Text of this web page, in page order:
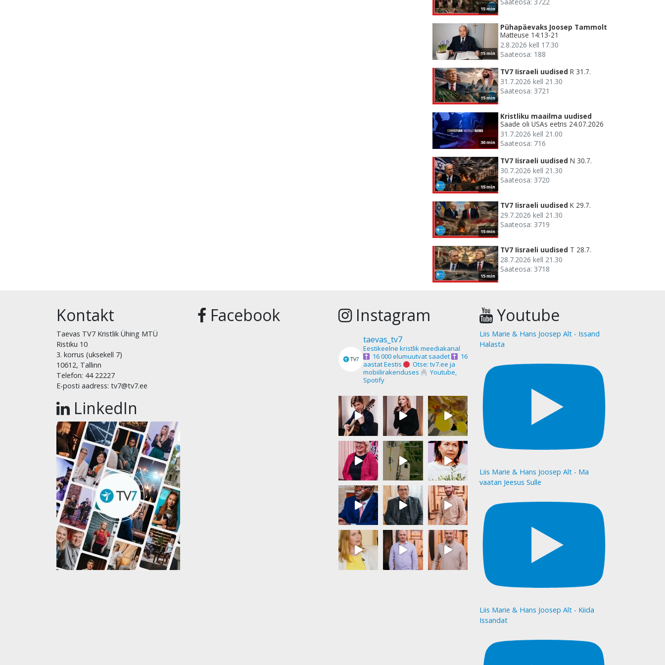
15 min
15 min
Pühapäevaks Joosep Tammolt
Matteuse 14:13-21
2.8.2026 kell 17.30
Saateosa: 188
15 min
TV7 Iisraeli uudised R 31.7.
31.7.2026 kell 21.30
Saateosa: 3721
30 min
Kristliku maailma uudised
Saade oli USAs eetris 24.07.2026
31.7.2026 kell 21.00
Saateosa: 716
15 min
TV7 Iisraeli uudised N 30.7.
30.7.2026 kell 21.30
Saateosa: 3720
15 min
TV7 Iisraeli uudised K 29.7.
29.7.2026 kell 21.30
Saateosa: 3719
15 min
TV7 Iisraeli uudised T 28.7.
28.7.2026 kell 21.30
Saateosa: 3718
Kontakt
Taevas TV7 Kristlik Ühing MTÜ
Ristiku 10
3. korrus (uksekell 7)
10612, Tallinn
Telefon: 44 22227
E-posti aadress: tv7@tv7.ee
LinkedIn
Facebook Instagram
taevas_tv7
Eestikeelne kristlik meediakanal
16 000 elumuutvat saadet
16
aastat Eestis
Otse: tv7.ee ja
mobiilirakenduses
Youtube,
Spotify
Youtube
Liis Marie & Hans Joosep Alt - Issand
Halasta
Liis Marie & Hans Joosep Alt - Ma
vaatan Jeesus Sulle
Liis Marie & Hans Joosep Alt - Kiida
Issandat